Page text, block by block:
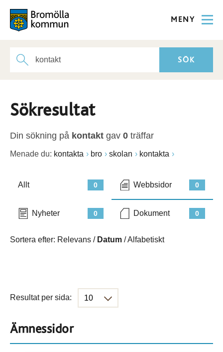
MENY
Sökresultat
Din sökning på kontakt gav 0 träffar
Menade du: kontakta bro skolan kontakta
0
Allt 0
Webbsidor
0
Nyheter 0
Dokument
Sortera efter: Relevans / Datum /Alfabetiskt
Resultat per sida:
Ämnessidor